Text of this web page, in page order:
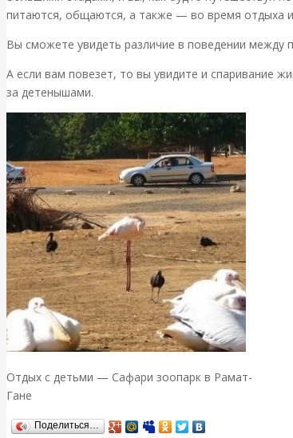
питаются, общаются, а также — во время отдыха
Вы сможете увидеть различие в поведении между
А если вам повезет, то вы увидите и спаривание
за детенышами.
Отдых с детьми — Сафари зоопарк в Рамат-
Гане
Поделиться…